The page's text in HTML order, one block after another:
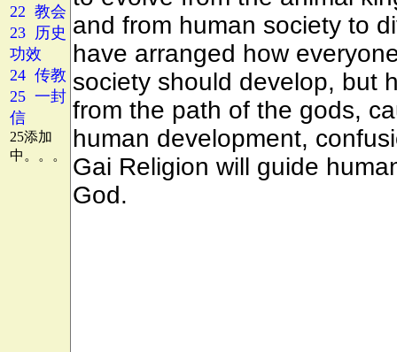
22 教会
23 历史
功效
24 传教
25 一封
信
25添加
中。。。